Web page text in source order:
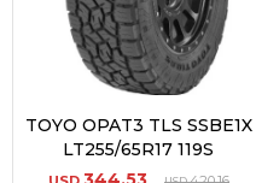
TOYO OPAT3 TLS SSBE1X
LT255/65R17 119S